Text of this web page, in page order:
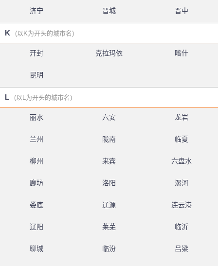
济宁 晋城 晋中
K (以K为开头的城市名)
开封 克拉玛依 喀什
昆明
L (以L为开头的城市名)
丽水 六安 龙岩
兰州 陇南 临夏
柳州 来宾 六盘水
廊坊 洛阳 漯河
娄底 辽源 连云港
辽阳 莱芜 临沂
聊城 临汾 吕梁